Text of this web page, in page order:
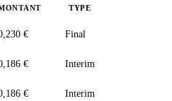
TYPE
€ Final
€ Interim
€ Interim